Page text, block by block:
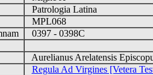
Patrologia Latina
MPL068
0397 - 0398C
Aurelianus Arelatensis
Regula Ad Virgines [Vetera